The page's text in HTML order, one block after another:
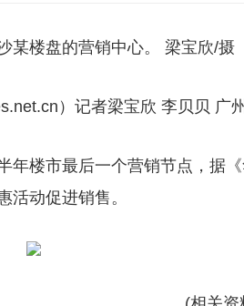
某楼盘的营销中心。 梁宝欣/摄
）记者梁宝欣 李贝贝 广
年楼市最后一个营销节点，据
活动促进销售。